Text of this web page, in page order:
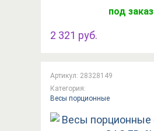
под заказ
2 321 руб.
Артикул: 28328149
Категория:
Весы порционные